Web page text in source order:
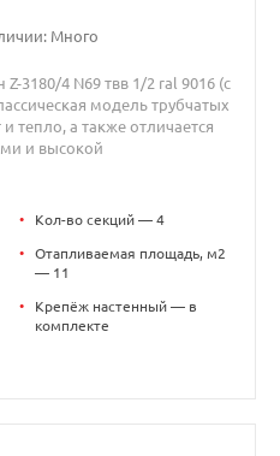
Много
3180/4 N69 твв 1/2 ral 9016 (с
модель трубчатых
тепло, а также отличается
и высокой
• Кол-во секций — 4
•
Отапливаемая площадь, м2
— 11
•
Крепёж настенный — в
комплекте